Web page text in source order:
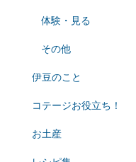
体験・見る
その他
伊豆のこと
コテージお役立ち！
お土産